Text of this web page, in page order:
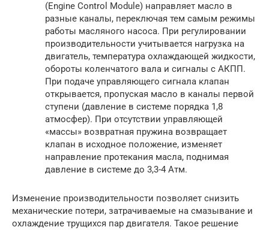
(Engine Control Module) направляет масло в
разные каналы, переключая тем самым режимы
работы масляного насоса. При регулировании
производительности учитывается нагрузка на
двигатель, температура охлаждающей жидкости,
обороты коленчатого вала и сигналы с АКПП.
При подаче управляющего сигнала клапан
открывается, пропуская масло в каналы первой
ступени (давление в системе порядка 1,8
атмосфер). При отсутствии управляющей
«массы» возвратная пружина возвращает
клапан в исходное положение, изменяет
направление протекания масла, поднимая
давление в системе до 3,3-4 Атм.
Изменение производительности позволяет снизить
механические потери, затрачиваемые на смазывание и
охлаждение трущихся пар двигателя. Такое решение